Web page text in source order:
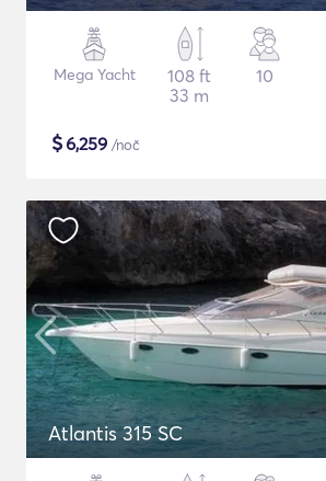
Mega Yacht
108 ft
33 m
10
$6,259 /noč
Atlantis 315 SC